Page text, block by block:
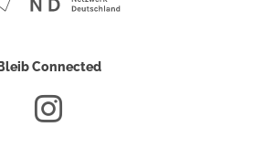
Bleib Connected